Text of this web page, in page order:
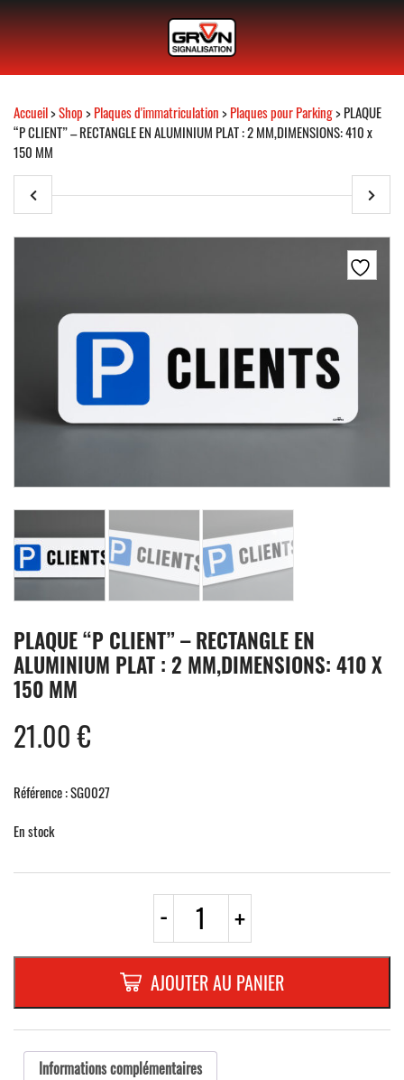
Accueil>Shop>Plaques d'immatriculation>Plaques pour Parking> PLAQUE
“P CLIENT” – RECTANGLE EN ALUMINIUM PLAT : 2 MM,DIMENSIONS: 410 x
150 MM
PLAQUE “P CLIENT” – RECTANGLE EN
ALUMINIUM PLAT : 2 MM,DIMENSIONS: 410 X
150 MM
21.00€
Référence : SG0027
En stock
- quantité
PLAQUE
"P
CLIENT"
-
RECTANGLE
EN
ALUMINIUM
PLAT
+
AJOUTER AU PANIER
Informations complémentaires